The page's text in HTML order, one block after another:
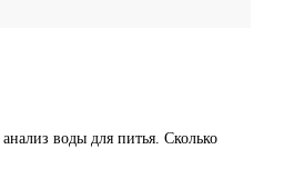
воды для питья. Сколько